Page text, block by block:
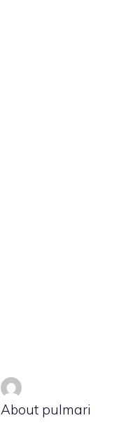
About pulmari